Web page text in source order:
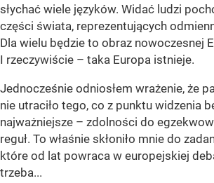
słychać wiele języków. Widać ludzi
części świata, reprezentujących
Dla wielu będzie to obraz nowoczesnej
I rzeczywiście – taka Europa istnieje.
Jednocześnie odniosłem wrażenie, że
nie utraciło tego, co z punktu widzenia
najważniejsze – zdolności do
reguł. To właśnie skłoniło mnie do
które od lat powraca w europejskiej
trzeba...